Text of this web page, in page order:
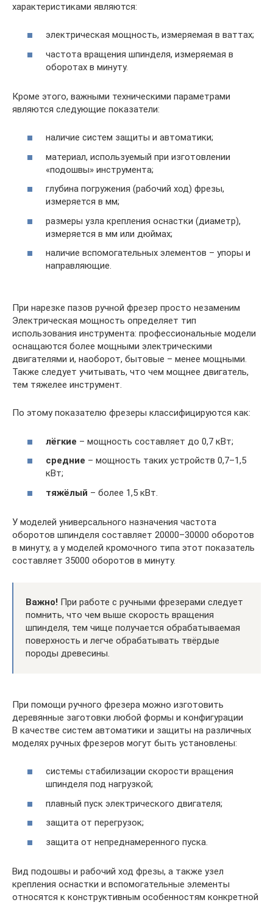
характеристиками являются:
электрическая мощность, измеряемая в ваттах;
частота вращения шпинделя, измеряемая в
оборотах в минуту.
Кроме этого, важными техническими параметрами
являются следующие показатели:
наличие систем защиты и автоматики;
материал, используемый при изготовлении
«подошвы» инструмента;
глубина погружения (рабочий ход) фрезы,
измеряется в мм;
размеры узла крепления оснастки (диаметр),
измеряется в мм или дюймах;
наличие вспомогательных элементов – упоры и
направляющие.
При нарезке пазов ручной фрезер просто незаменим
Электрическая мощность определяет тип
использования инструмента: профессиональные модели
оснащаются более мощными электрическими
двигателями и, наоборот, бытовые – менее мощными.
Также следует учитывать, что чем мощнее двигатель,
тем тяжелее инструмент.
По этому показателю фрезеры классифицируются как:
лёгкие – мощность составляет до 0,7 кВт;
средние – мощность таких устройств 0,7–1,5
кВт;
тяжёлый – более 1,5 кВт.
У моделей универсального назначения частота
оборотов шпинделя составляет 20000–30000 оборотов
в минуту, а у моделей кромочного типа этот показатель
составляет 35000 оборотов в минуту.
Важно! При работе с ручными фрезерами следует
помнить, что чем выше скорость вращения
шпинделя, тем чище получается обрабатываемая
поверхность и легче обрабатывать твёрдые
породы древесины.
При помощи ручного фрезера можно изготовить
деревянные заготовки любой формы и конфигурации
В качестве систем автоматики и защиты на различных
моделях ручных фрезеров могут быть установлены:
системы стабилизации скорости вращения
шпинделя под нагрузкой;
плавный пуск электрического двигателя;
защита от перегрузок;
защита от непреднамеренного пуска.
Вид подошвы и рабочий ход фрезы, а также узел
крепления оснастки и вспомогательные элементы
относятся к конструктивным особенностям конкретной